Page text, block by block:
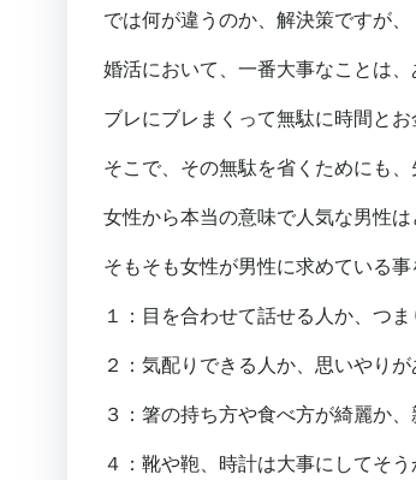
では何が違うのか、解決策ですが、
婚活において、一番大事なことは
ブレにブレまくって無駄に時間とお
そこで、その無駄を省くためにも、
女性から本当の意味で人気な男性は
そもそも女性が男性に求めている事
１：目を合わせて話せる人か、つ
２：気配りできる人か、思いやり
３：箸の持ち方や食べ方が綺麗か
４：靴や鞄、時計は大事にしてそ